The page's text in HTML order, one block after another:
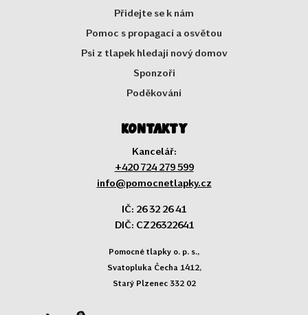
Přidejte se k nám
Pomoc s propagací a osvětou
Psi z tlapek hledají nový domov
Sponzoři
Poděkování
Kontakty
Kancelář:
+420 724 279 599
info@pomocnetlapky.cz
IČ: 26 32 26 41
DIČ: CZ26322641
Pomocné tlapky o. p. s.,
Svatopluka Čecha 1412,
Starý Plzenec 332 02